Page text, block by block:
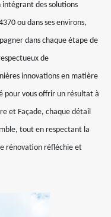
des solutions
ou dans ses environs,
dans chaque étape de
de
innovations en matière
pour vous offrir un résultat à
et Façade, chaque détail
tout en respectant la
rénovation réfléchie et